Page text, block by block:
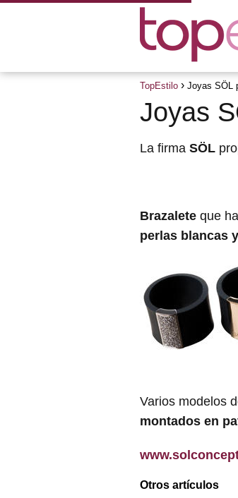
TopEstilo Joyas SÖL
Joyas
La firma SÖL
Brazalete que
perlas blancas
Varios modelos
montados en
Otros artículos